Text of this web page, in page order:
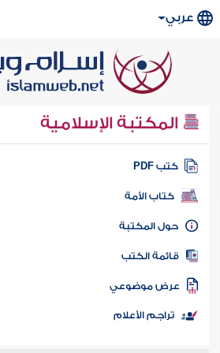
عربي
المكتبة الإسلامية
كتب PDF
كتاب الأمة
المكتبة
الكتب
موضوعي